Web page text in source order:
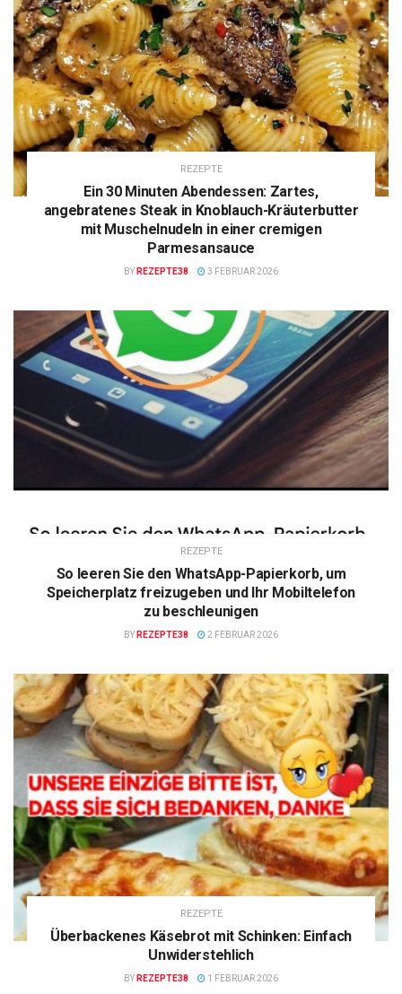
REZEPTE
Ein 30 Minuten Abendessen: Zartes,
angebratenes Steak in Knoblauch-Kräuterbutter
mit Muschelnudeln in einer cremigen
Parmesansauce
BY REZEPTE38 3 FEBRUAR 2026
REZEPTE
So leeren Sie den WhatsApp-Papierkorb, um
Speicherplatz freizugeben und Ihr Mobiltelefon
zu beschleunigen
BY REZEPTE38 2 FEBRUAR 2026
REZEPTE
Überbackenes Käsebrot mit Schinken: Einfach
Unwiderstehlich
BY REZEPTE38 1 FEBRUAR 2026